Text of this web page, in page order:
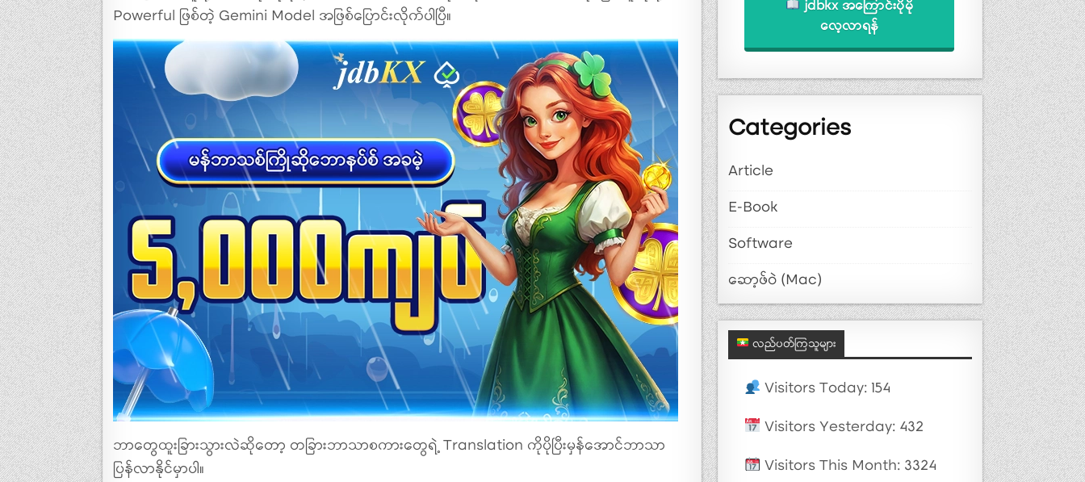
Powerful ဖြစ်တဲ့ Gemini Model အဖြစ်ပြောင်းလိုက်ပါပြီ။
ဘာတွေထူးခြားသွားလဲဆိုတော့ တခြားဘာသာစကားတွေရဲ့ Translation ကိုပိုပြီးမှန်အောင်ဘာသာ
ပြန်လာနိုင်မှာပါ။
jdbkx အကြောင်းပိုမို
လေ့လာရန်
Categories
Article
E-Book
Software
ဆော့ဖ်ဝဲ (Mac)
လည်ပတ်ကြသူများ
Visitors Today: 154
Visitors Yesterday: 432
Visitors This Month: 3324